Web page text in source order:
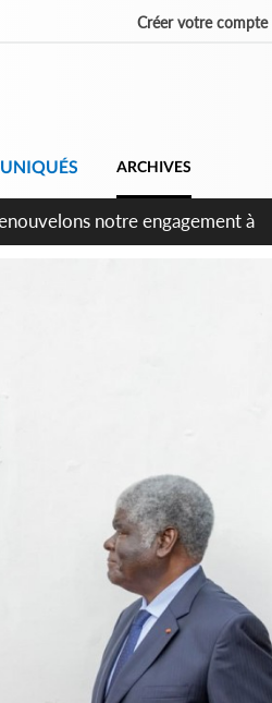
Créer votre compte
ARCHIVES
clés des amendements, un exclu